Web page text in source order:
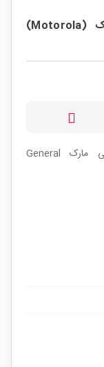
دیود GI837A 3A-700V تایوانی مارک (Motorola)
دیود 700 ولت 3 آمپر GI837A تایوانی مارک General